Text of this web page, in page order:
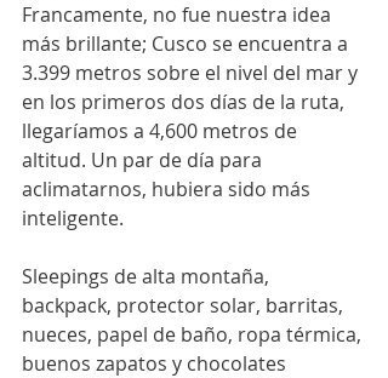
Francamente, no fue nuestra idea
más brillante; Cusco se encuentra a
3.399 metros sobre el nivel del mar y
en los primeros dos días de la ruta,
llegaríamos a 4,600 metros de
altitud. Un par de día para
aclimatarnos, hubiera sido más
inteligente.
Sleepings de alta montaña,
backpack, protector solar, barritas,
nueces, papel de baño, ropa térmica,
buenos zapatos y chocolates